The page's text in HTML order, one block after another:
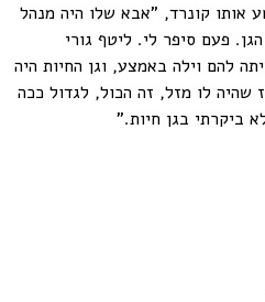
אותו קונרד, "אבא שלו היה מנהל
פעם סיפר לי. ליטף גורי
להם וילה באמצע, וגן החיות היה
לו מזל, זה הכול, לגדול ככה
ביקרתי בגן חיות."